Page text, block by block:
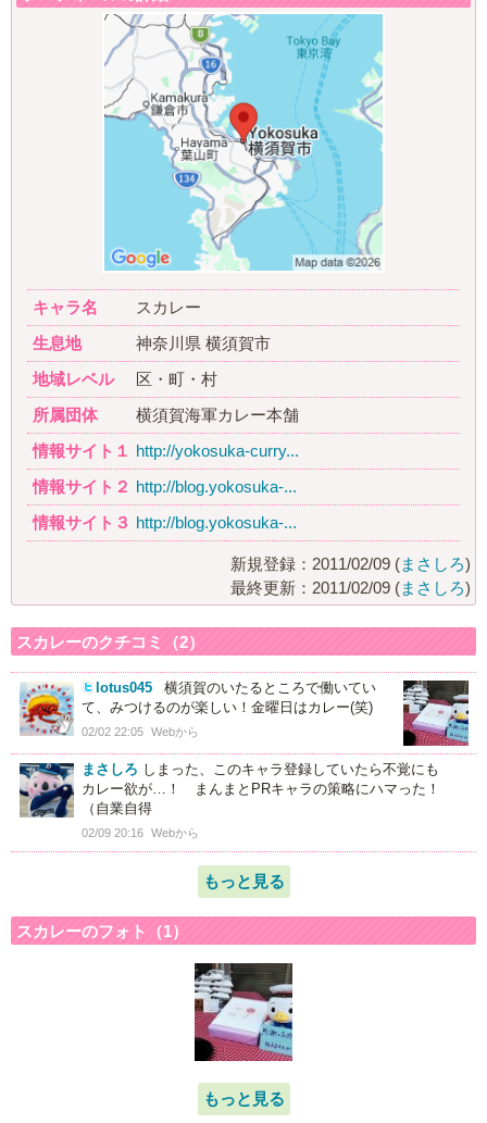
キャラ名
スカレー
生息地
神奈川県 横須賀市
地域レベル
区・町・村
所属団体
横須賀海軍カレー本舗
情報サイト１ http://yokosuka-curry...
情報サイト２ http://blog.yokosuka-...
情報サイト３ http://blog.yokosuka-...
新規登録：2011/02/09 (まさしろ)
最終更新：2011/02/09 (まさしろ)
スカレーのクチコミ（2）
lotus045
横須賀のいたるところで働いてい
て、みつけるのが楽しい！金曜日はカレー(笑)
02/02 22:05 Webから
まさしろ しまった、このキャラ登録していたら不覚にも
カレー欲が…！ まんまとPRキャラの策略にハマった！
（自業自得
02/09 20:16 Webから
もっと見る
スカレーのフォト（1）
もっと見る